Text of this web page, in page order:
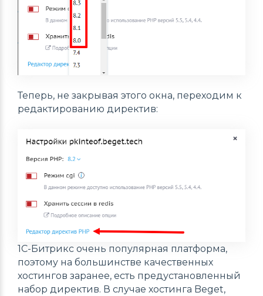
Теперь, не закрывая этого окна, переходим к
редактированию директив:
1С-Битрикс очень популярная платформа,
поэтому на большинстве качественных
хостингов заранее, есть предустановленный
набор директив. В случае хостинга Beget,